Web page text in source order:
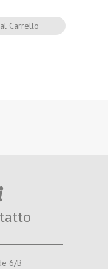
Carrello
6/B